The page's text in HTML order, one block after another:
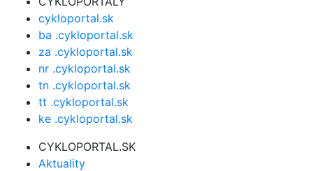
cykloportal.sk
ba .cykloportal.sk
za .cykloportal.sk
nr .cykloportal.sk
tn .cykloportal.sk
tt .cykloportal.sk
ke .cykloportal.sk
CYKLOPORTAL.SK
Aktuality